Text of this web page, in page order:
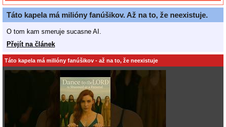
Táto kapela má milióny fanúšikov. Až na to, že neexistuje.
O tom kam smeruje sucasne AI.
Přejít na článek
Táto kapela má milióny fanúšikov - až na to, že neexistuje